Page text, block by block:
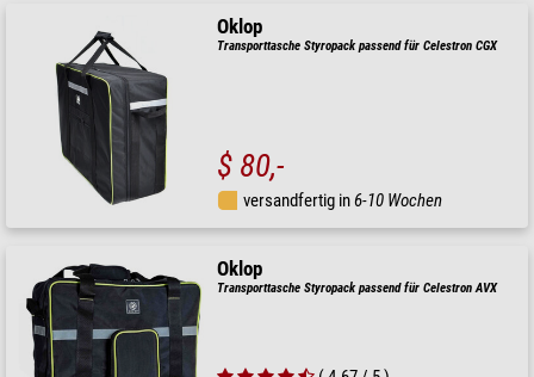
Oklop
Transporttasche Styropack passend für Celestron CGX
$ 80,-
versandfertig in6-10 Wochen
Oklop
Transporttasche Styropack passend für Celestron AVX